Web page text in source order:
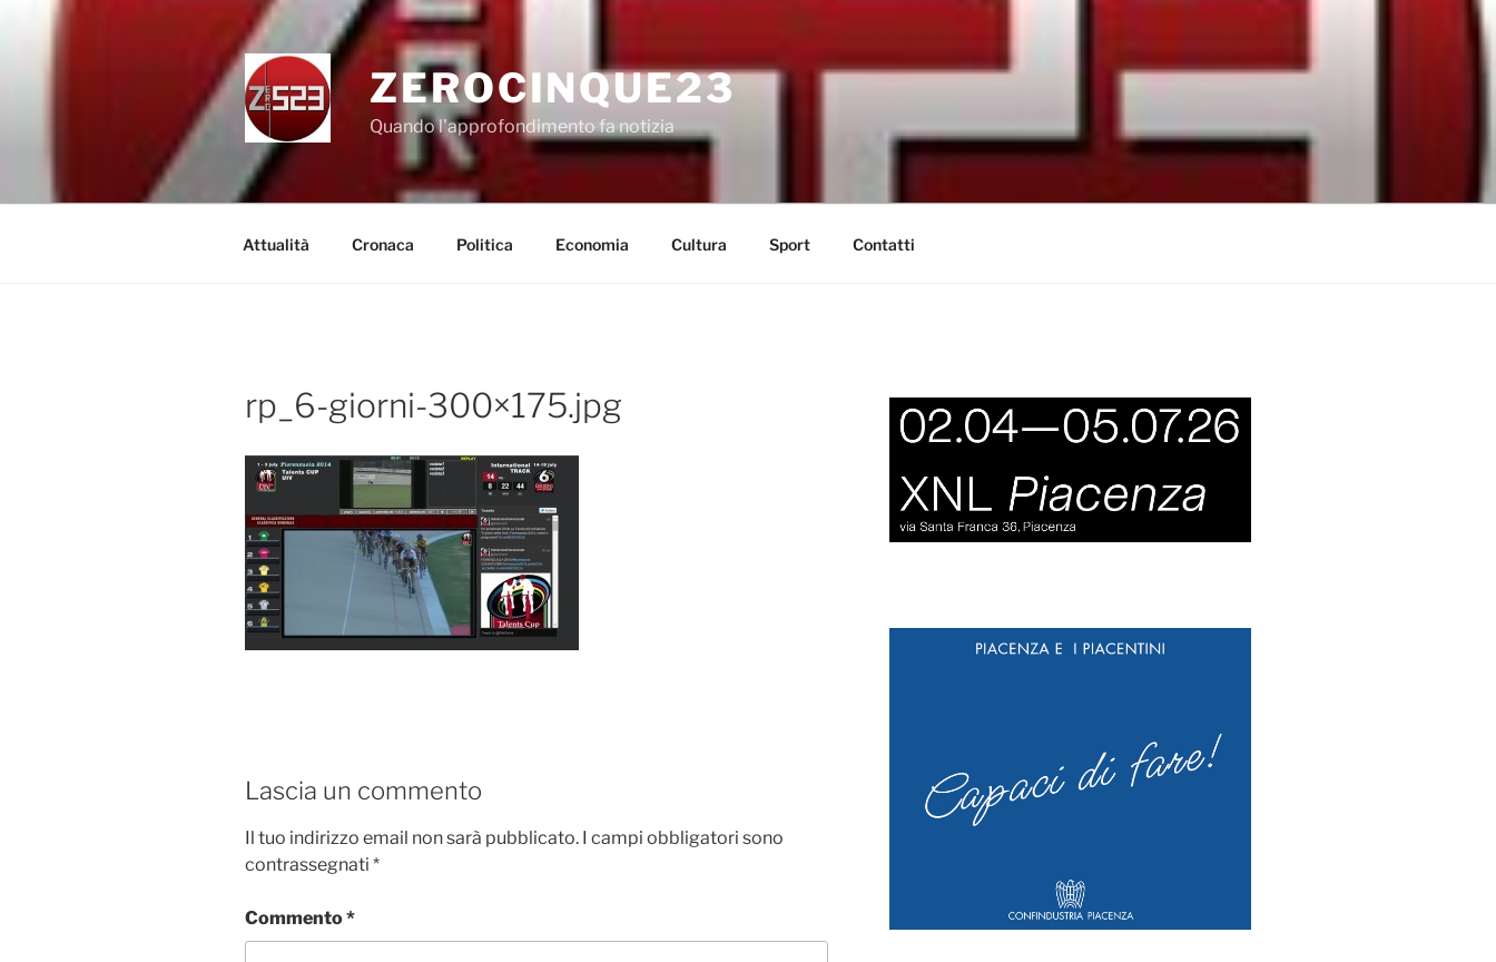
ZEROCINQUE23
Quando l'approfondimento fa notizia
Attualità Cronaca Politica Economia Cultura Sport Contatti
rp_6-giorni-300×175.jpg
Lascia un commento
Il tuo indirizzo email non sarà pubblicato. I campi obbligatori sono
contrassegnati *
Commento*